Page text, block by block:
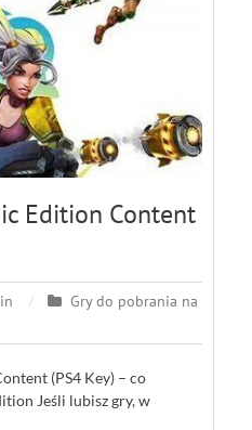
Edition Content
Gry do pobrania na
(PS4 Key) – co
Jeśli lubisz gry, w